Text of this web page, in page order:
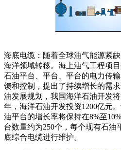
海底电缆：随着全球油气能源紧
海洋领域转移。海上油气工程项
石油平台、平台、平台的电力传
馈和控制，提出了持续增长的需
油发展规划，我国海洋石油开发
年，海洋石油开发投资1200亿元
油平台的增长率将保持在8%至
台数量约为250个，每个现有石油
底综合电缆进行维护。